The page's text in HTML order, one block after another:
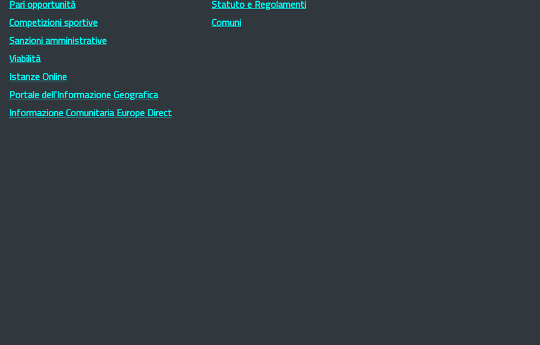
Pari opportunità
Competizioni sportive
Sanzioni amministrative
Viabilità
Istanze Online
Portale dell'Informazione Geografica
Informazione Comunitaria Europe Direct
Statuto e Regolamenti
Comuni